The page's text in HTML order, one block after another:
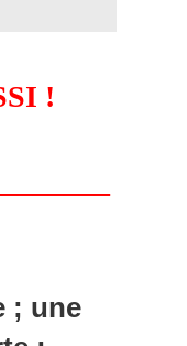
!
; une